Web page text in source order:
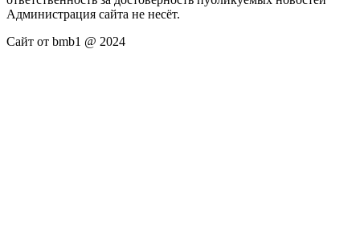
Администрация сайта не несёт.
Сайт от bmb1 @ 2024